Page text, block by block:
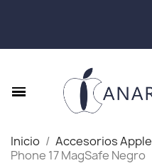
Inicio Accesorios Apple
Phone 17 MagSafe Negro